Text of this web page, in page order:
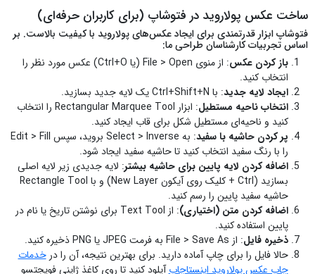
ساخت عکس پولاروید در فتوشاپ (برای کاربران حرفه‌ای)
فتوشاپ ابزار قدرتمندی برای ایجاد عکس‌های پولاروید با کیفیت بالاست. بر
اساس تجربیات کارشناسان طراحی ما:
باز کردن عکس
: از منوی File > Open (یا Ctrl+O) عکس مورد نظر را
انتخاب کنید.
ایجاد لایه جدید: با Ctrl+Shift+N یک لایه جدید بسازید.
انتخاب ناحیه مستطیل
: ابزار Rectangular Marquee Tool را انتخاب
کنید و ناحیه‌ای مستطیل شکل برای قاب ایجاد کنید.
پر کردن حاشیه با سفید
: به Select > Inverse بروید، سپس Edit > Fill
را با رنگ سفید انتخاب کنید تا حاشیه سفید ایجاد شود.
اضافه کردن لایه پایین برای حاشیه بیشتر: لایه جدیدی زیر لایه اصلی
بسازید (Ctrl + کلیک روی آیکون New Layer) و با Rectangle Tool
حاشیه سفید پایین را رسم کنید.
اضافه کردن متن (اختیاری)
: از Text Tool برای نوشتن تاریخ یا نام در
پایین استفاده کنید.
ذخیره فایل: از File > Save As به فرمت JPEG یا PNG ذخیره کنید.
حالا فایل را برای چاپ آماده دارید. برای بهترین نتیجه، آن را درخدمات
چاپ عکس پولاروید اینستاچاپآپلود کنید تا روی کاغذ ژاپنی فویجتسو